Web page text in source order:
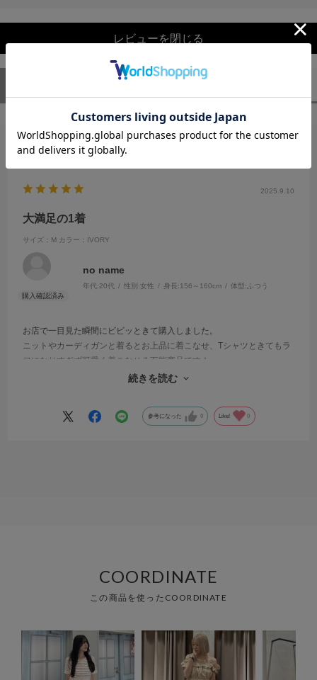
レビューを閉じる
絞り込み 表示：新しい順
2025.9.10
大満足の1着
サイズ：M カラー：IVORY
no name
年代:20代 性別:女性 身長:156～160cm 体型: ふつう
お店で一目見た瞬間にビビッときて購入しました。
ニットやカーディガンと着るとお上品に着こなせ、Tシャツときてもラ
フになりすぎず可愛く着こなせる万能商品です！
身長約160センチですが、ぺったんこの靴だと下がスレスレなのでヒー
続きを読む
参考になった 0 Like! 0
COORDINATE
この商品を使ったCOORDINATE